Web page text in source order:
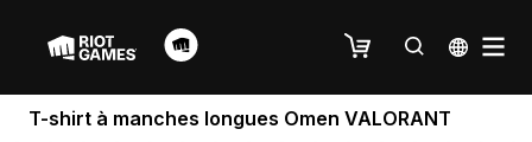
T-shirt à manches longues Omen VALORANT